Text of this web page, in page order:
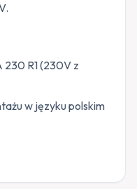
230 R1 (230V z
w języku polskim